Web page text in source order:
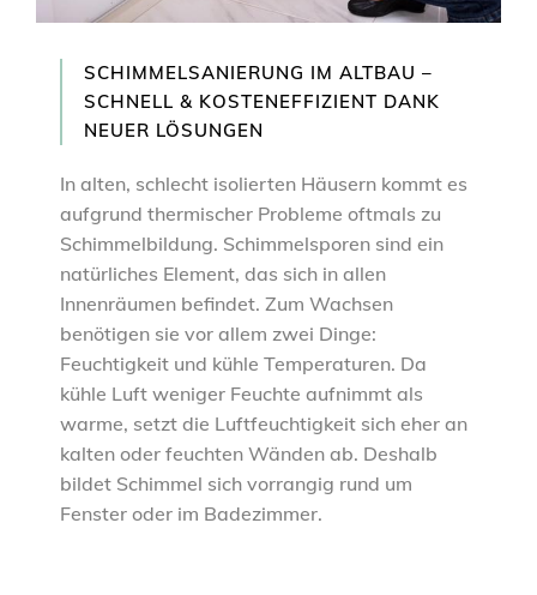
SCHIMMELSANIERUNG IM ALTBAU –
SCHNELL & KOSTENEFFIZIENT DANK
NEUER LÖSUNGEN
In alten, schlecht isolierten Häusern kommt es
aufgrund thermischer Probleme oftmals zu
Schimmelbildung. Schimmelsporen sind ein
natürliches Element, das sich in allen
Innenräumen befindet. Zum Wachsen
benötigen sie vor allem zwei Dinge:
Feuchtigkeit und kühle Temperaturen. Da
kühle Luft weniger Feuchte aufnimmt als
warme, setzt die Luftfeuchtigkeit sich eher an
kalten oder feuchten Wänden ab. Deshalb
bildet Schimmel sich vorrangig rund um
Fenster oder im Badezimmer.